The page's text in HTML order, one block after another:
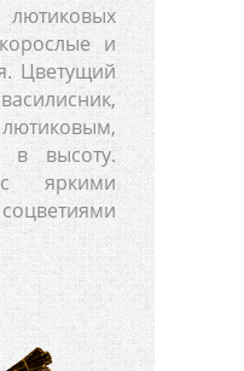
и
Цветущий
в высоту.
яркими